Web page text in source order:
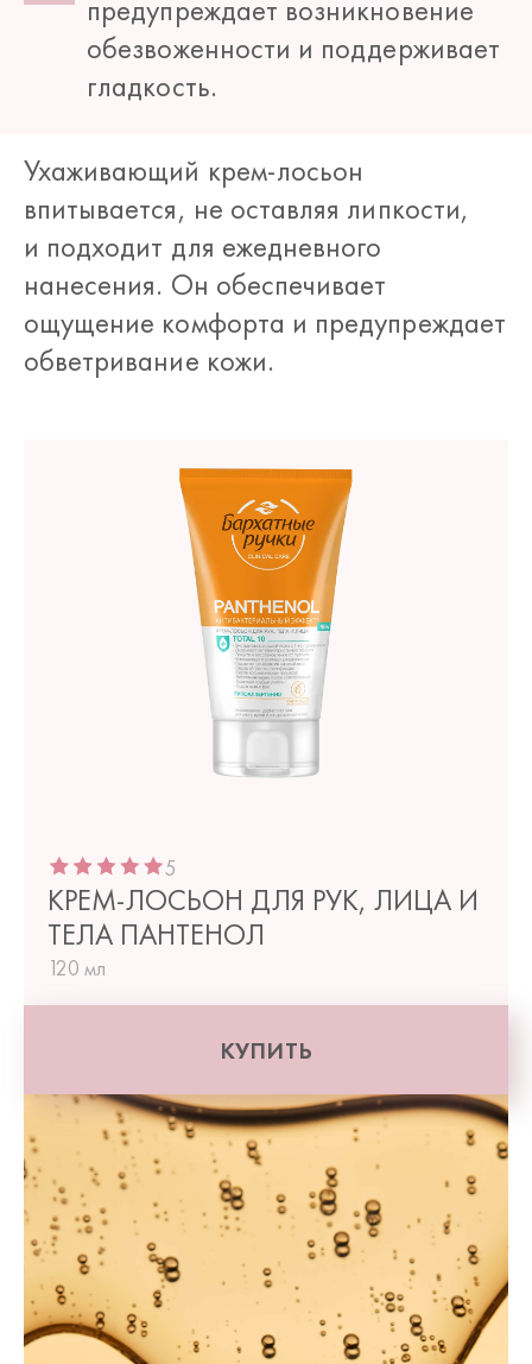
предупреждает возникновение
обезвоженности и поддерживает
гладкость.
Ухаживающий крем-лосьон
впитывается, не оставляя липкости,
и подходит для ежедневного
нанесения. Он обеспечивает
ощущение комфорта и предупреждает
обветривание кожи.
5
КРЕМ-ЛОСЬОН ДЛЯ РУК, ЛИЦА И
ТЕЛА ПАНТЕНОЛ
120 мл
КУПИТЬ